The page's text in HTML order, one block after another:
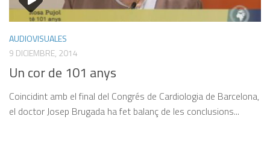
AUDIOVISUALES
9 DICIEMBRE, 2014
Un cor de 101 anys
Coincidint amb el final del Congrés de Cardiologia de Barcelona,
el doctor Josep Brugada ha fet balanç de les conclusions...